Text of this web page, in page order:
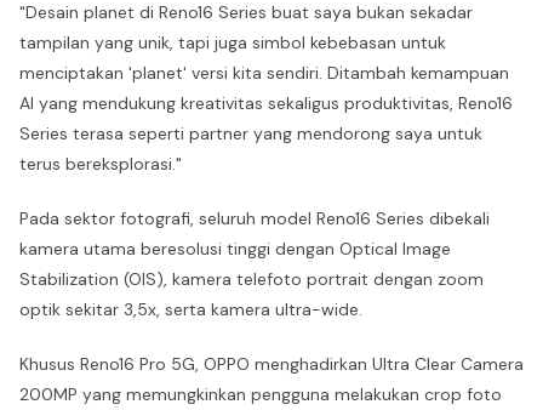
"Desain planet di Reno16 Series buat saya bukan sekadar
tampilan yang unik, tapi juga simbol kebebasan untuk
menciptakan 'planet' versi kita sendiri. Ditambah kemampuan
AI yang mendukung kreativitas sekaligus produktivitas, Reno16
Series terasa seperti partner yang mendorong saya untuk
terus bereksplorasi."
Pada sektor fotografi, seluruh model Reno16 Series dibekali
kamera utama beresolusi tinggi dengan Optical Image
Stabilization (OIS), kamera telefoto portrait dengan zoom
optik sekitar 3,5x, serta kamera ultra-wide.
Khusus Reno16 Pro 5G, OPPO menghadirkan Ultra Clear Camera
200MP yang memungkinkan pengguna melakukan crop foto